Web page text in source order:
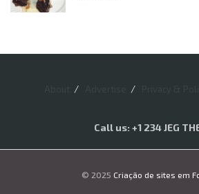
Call us: +1 234 JEG
© 2025 Criação de sites em